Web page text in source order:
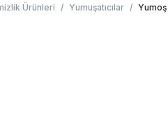
Ürünleri / Yumuşatıcılar / Yumoş